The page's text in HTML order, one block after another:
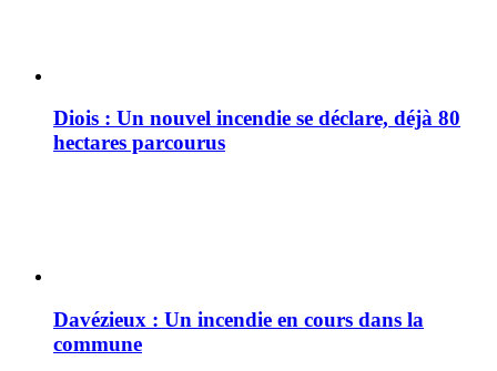
Diois : Un nouvel incendie se déclare, déjà 80
hectares parcourus
Davézieux : Un incendie en cours dans la
commune